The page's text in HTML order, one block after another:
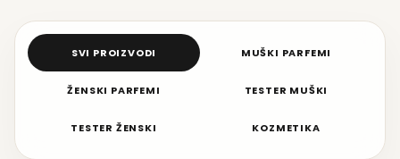
SVI PROIZVODI MUŠKI PARFEMI
ŽENSKI PARFEMI TESTER MUŠKI
TESTER ŽENSKI KOZMETIKA